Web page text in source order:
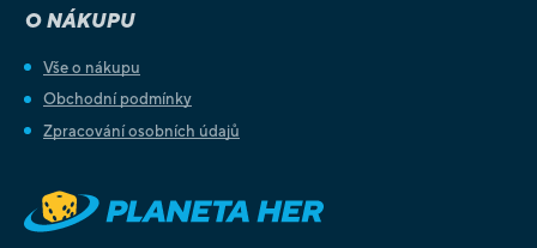
O NÁKUPU
Vše o nákupu
Obchodní podmínky
Zpracování osobních údajů